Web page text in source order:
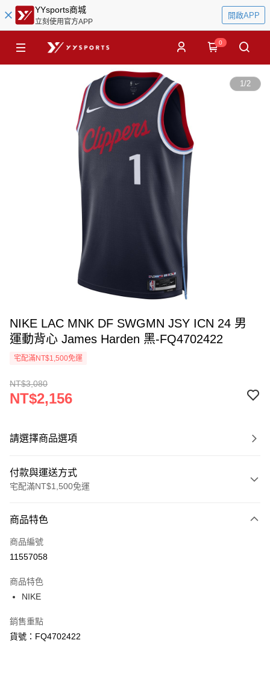
YYsports商城
立刻使用官方APP
開啟APP
0
1/2
NIKE LAC MNK DF SWGMN JSY ICN 24 男
運動背心 James Harden 黑-FQ4702422
宅配滿NT$1,500免運
NT$3,080
NT$2,156
請選擇商品選項
付款與運送方式
宅配滿NT$1,500免運
信用卡一次付款
信用卡分期付款
合作金庫商業銀行
華南商業銀行
國泰世華商業銀行
臺灣中小企業銀行
悠遊付
商品特色
商品編號
11557058
商品特色
NIKE
銷售重點
貨號：FQ4702422